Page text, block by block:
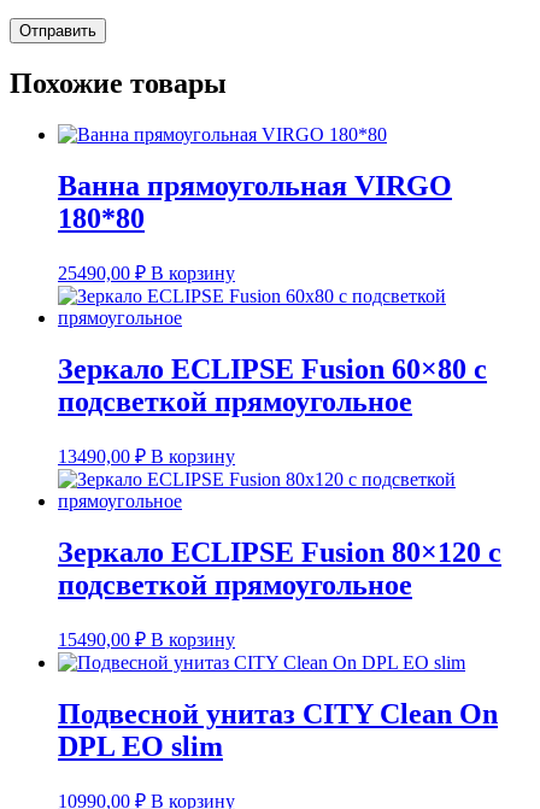
Похожие товары
Ванна прямоугольная VIRGO
180*80
25490,00 ₽ В корзину
Зеркало ECLIPSE Fusion 60×80 с
подсветкой прямоугольное
13490,00 ₽ В корзину
Зеркало ECLIPSE Fusion 80×120 с
подсветкой прямоугольное
15490,00 ₽ В корзину
Подвесной унитаз CITY Clean On
DPL EO slim
10990,00 ₽ В корзину